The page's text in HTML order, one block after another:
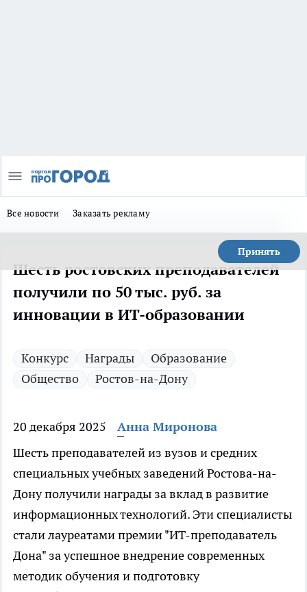
Все новости Заказать рекламу
Принять
Шесть ростовских преподавателей
получили по 50 тыс. руб. за
инновации в ИТ-образовании
Конкурс Награды
Образование
Общество
Ростов-на-Дону
20 декабря 2025
Анна Миронова
Шесть преподавателей из вузов и средних
специальных учебных заведений Ростова-на-
Дону получили награды за вклад в развитие
информационных технологий. Эти специалисты
стали лауреатами премии "ИТ-преподаватель
Дона" за успешное внедрение современных
методик обучения и подготовку